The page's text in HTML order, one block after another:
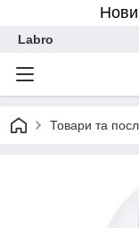
Labro
Товари та